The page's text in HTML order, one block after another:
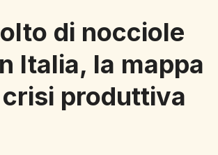
di nocciole
Italia, la mappa
produttiva